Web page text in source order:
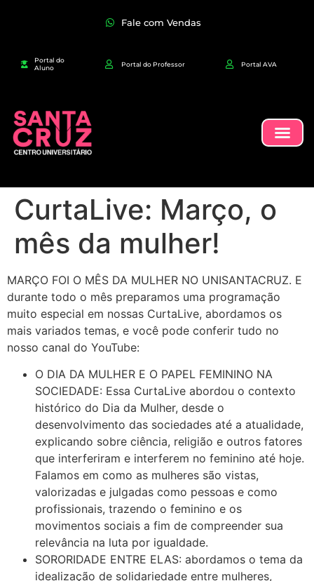
Fale com Vendas
Portal do
Aluno
Portal do Professor Portal AVA
CurtaLive: Março, o
mês da mulher!
MARÇO FOI O MÊS DA MULHER NO UNISANTACRUZ. E
durante todo o mês preparamos uma programação
muito especial em nossas CurtaLive, abordamos os
mais variados temas, e você pode conferir tudo no
nosso canal do YouTube:
O DIA DA MULHER E O PAPEL FEMININO NA
SOCIEDADE: Essa CurtaLive abordou o contexto
histórico do Dia da Mulher, desde o
desenvolvimento das sociedades até a atualidade,
explicando sobre ciência, religião e outros fatores
que interferiram e interferem no feminino até hoje.
Falamos em como as mulheres são vistas,
valorizadas e julgadas como pessoas e como
profissionais, trazendo o feminino e os
movimentos sociais a fim de compreender sua
relevância na luta por igualdade.
SORORIDADE ENTRE ELAS: abordamos o tema da
idealização de solidariedade entre mulheres,